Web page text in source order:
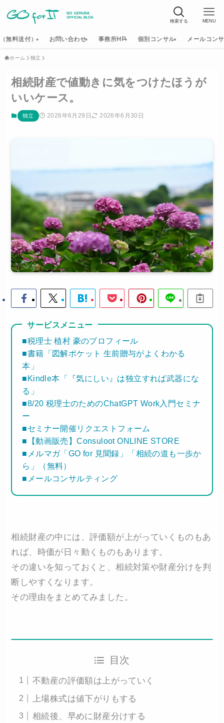
検索する MENU
無料送付） お問い合わせ 事務所HP 個別コンサル メールコン
ホーム 独立
相続財産で値動きに気をつけたほうが
いいケース。
独立 2026年6月29日 2026年6月30日
サービスメニュー
■税理士 植村 豪のプロフィール
■書籍「図解ポケット 生前贈与がよくわかる
本」
■Kindle本「『気にしい』は独立すれば武器にな
る」
■8/20 税理士のためのChatGPT Work入門セミナ
ー
■セミナー開催リクエストフォーム
■【動画販売】Consuloot ONLINE STORE
■メルマガ「GO for 見聞録」「相続の道も一歩か
ら」（無料）
■メールコンサルティング
相続財産の中には、評価額が上がっていくものもあ
れば、時価が日々動くものもあります。
その違いを知っておくと、相続対策や財産分けを判
断しやすくなります。
その理由をまとめてみました。
目次
不動産の評価額は上がっていく
上場株式は値下がりもする
相続後、早めに財産分けする